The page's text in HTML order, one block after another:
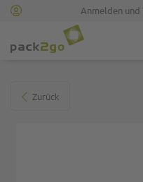
Anmelden und
Zurück